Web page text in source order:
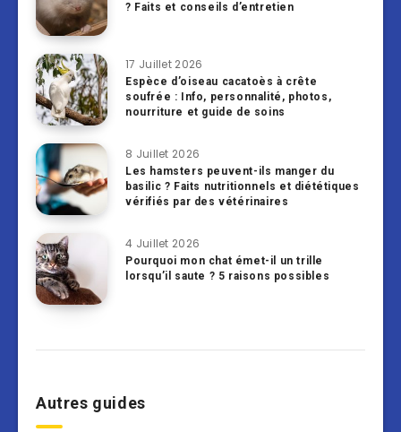
? Faits et conseils d’entretien
17 Juillet 2026
Espèce d’oiseau cacatoès à crête
soufrée : Info, personnalité, photos,
nourriture et guide de soins
8 Juillet 2026
Les hamsters peuvent-ils manger du
basilic ? Faits nutritionnels et diététiques
vérifiés par des vétérinaires
4 Juillet 2026
Pourquoi mon chat émet-il un trille
lorsqu’il saute ? 5 raisons possibles
Autres guides